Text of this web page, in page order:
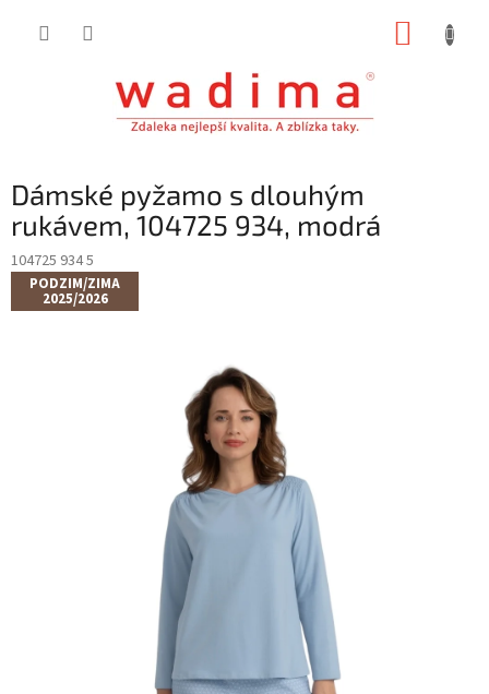
Dámské pyžamo s dlouhým
rukávem, 104725 934, modrá
104725 934 5
PODZIM/ZIMA
2025/2026